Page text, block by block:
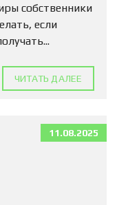
собственники
если
ЧИТАТЬ ДАЛЕЕ
11.08.2025